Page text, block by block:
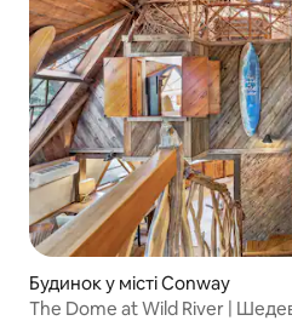
Будинок у місті Conway
The Dome at Wild River |